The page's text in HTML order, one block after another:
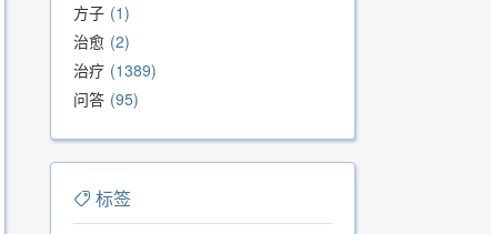
方子 1
治愈 2
治疗 1389
问答 95
标签